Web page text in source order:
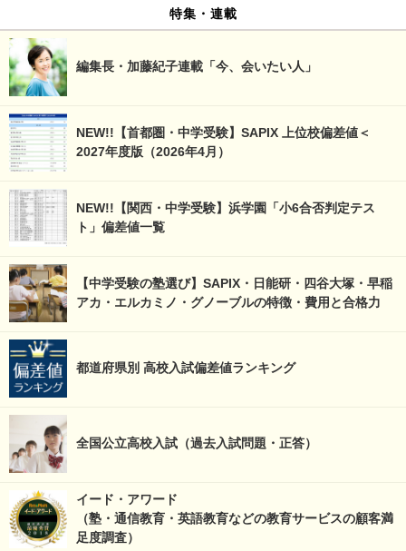
特集・連載
編集長・加藤紀子連載「今、会いたい人」
NEW!!【首都圏・中学受験】SAPIX 上位校偏差値＜
2027年度版（2026年4月）
NEW!!【関西・中学受験】浜学園「小6合否判定テス
ト」偏差値一覧
【中学受験の塾選び】SAPIX・日能研・四谷大塚・早稲
アカ・エルカミノ・グノーブルの特徴・費用と合格力
都道府県別 高校入試偏差値ランキング
全国公立高校入試（過去入試問題・正答）
イード・アワード
（塾・通信教育・英語教育などの教育サービスの顧客満
足度調査）